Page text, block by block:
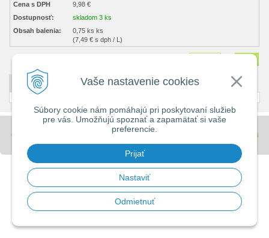
Vaše nastavenie cookies
Súbory cookie nám pomáhajú pri poskytovaní služieb
pre vás. Umožňujú spoznať a zapamätať si vaše
preferencie.
Prijať
Nastaviť
Odmietnuť
Cena s DPH
9,98 €
Dostupnosť:
skladom 3 ks
Obsah balenia:
0,75 ks ks
(7,49 € s dph / L)
DETAILNÝ POPIS
© 2026 Stavebniny - DUMA • tvorba eshopu cez UNIobchod
spoločnosti
WEBYGROUP